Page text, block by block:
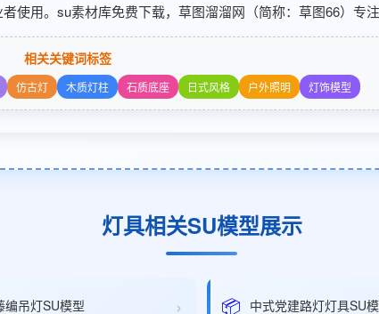
使用。su素材库免费下载，草图溜溜网（简称：草图66）专
相关关键词标签
仿古灯 木质灯柱 石质底座 日式风格 户外照明 灯饰模型
灯具相关SU模型展示
编吊灯SU模型 › 📦 中式党建路灯灯具SU